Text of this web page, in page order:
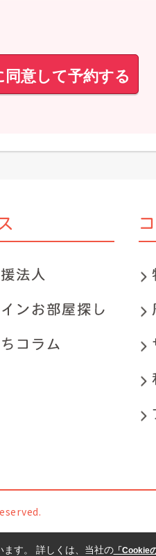
同意して予約する
す。 詳しくは、当社の「Cookie